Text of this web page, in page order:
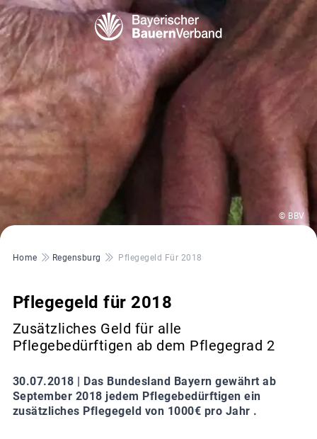
© BBV
Pfadnavigation
Home Regensburg Pflegegeld Für 2018
Pflegegeld für 2018
Zusätzliches Geld für alle
Pflegebedürftigen ab dem Pflegegrad 2
30.07.2018 | Das Bundesland Bayern gewährt ab
September 2018 jedem Pflegebedürftigen ein
zusätzliches Pflegegeld von 1000€ pro Jahr .